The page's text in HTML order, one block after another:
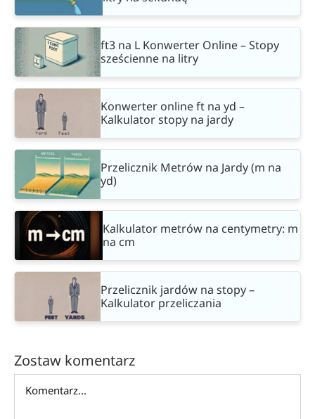
ft3 na L Konwerter Online – Stopy
sześcienne na litry
Konwerter online ft na yd –
Kalkulator stopy na jardy
Przelicznik Metrów na Jardy (m na
yd)
Kalkulator metrów na centymetry: m
na cm
Przelicznik jardów na stopy –
Kalkulator przeliczania
Zostaw komentarz